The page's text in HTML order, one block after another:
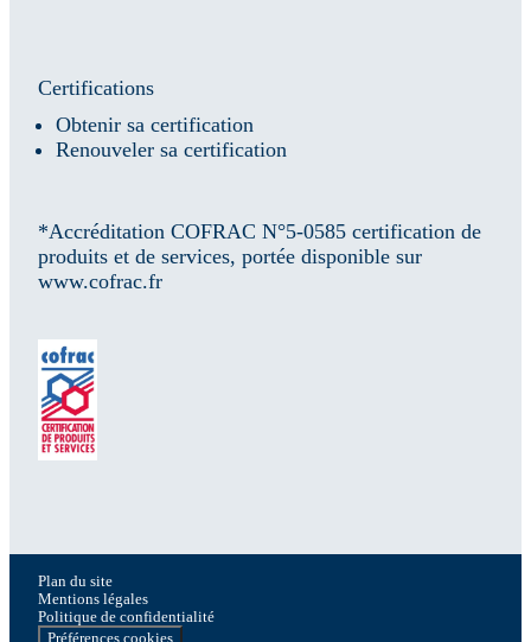
Certifications
Obtenir sa certification
Renouveler sa certification
*Accréditation COFRAC N°5-0585 certification de
produits et de services, portée disponible sur
www.cofrac.fr
Plan du site
Mentions légales
Politique de confidentialité
Préférences cookies